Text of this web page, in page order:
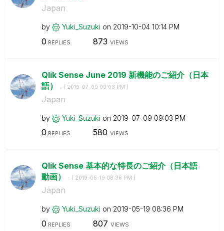
Japan
by Yuki_Suzuki on ‎2019-10-04 10:14 PM
0 REPLIES 873 VIEWS
Qlik Sense June 2019 新機能のご紹介（日本
語）
- ( ‎2019-07-09 09:03 PM )
Japan
by Yuki_Suzuki on ‎2019-07-09 09:03 PM
0 REPLIES 580 VIEWS
Qlik Sense 基本的な特長のご紹介（日本語
動画）
- ( ‎2019-05-19 08:36 PM )
Japan
by Yuki_Suzuki on ‎2019-05-19 08:36 PM
0 REPLIES 807 VIEWS